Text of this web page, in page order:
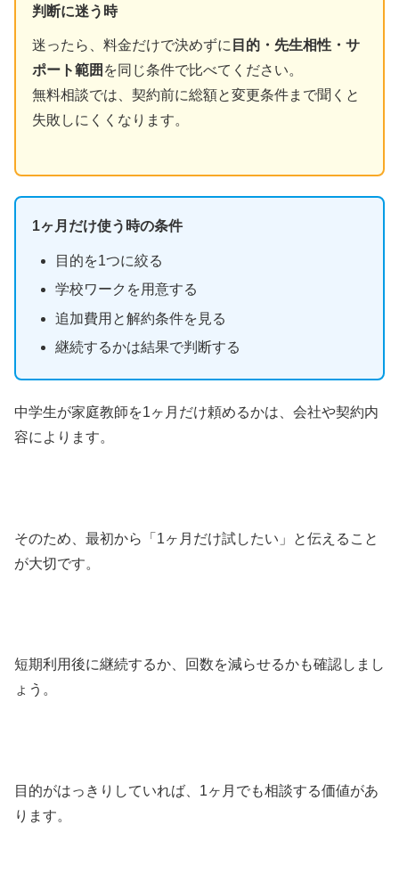
判断に迷う時
迷ったら、料金だけで決めずに 目的・先生相性・サ
ポート範囲 を同じ条件で比べてください。
無料相談では、契約前に総額と変更条件まで聞くと
失敗しにくくなります。
1ヶ月だけ使う時の条件
目的を1つに絞る
学校ワークを用意する
追加費用と解約条件を見る
継続するかは結果で判断する
中学生が家庭教師を1ヶ月だけ頼めるかは、会社や契約内
容によります。
そのため、最初から「1ヶ月だけ試したい」と伝えること
が大切です。
短期利用後に継続するか、回数を減らせるかも確認しまし
ょう。
目的がはっきりしていれば、1ヶ月でも相談する価値があ
ります。